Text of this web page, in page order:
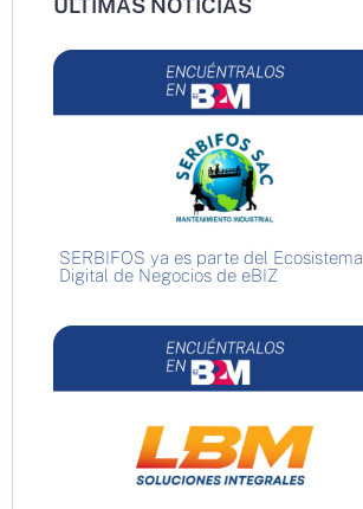
ÚLTIMAS NOTICIAS
SERBIFOS ya es parte del Ecosistema
Digital de Negocios de eBIZ